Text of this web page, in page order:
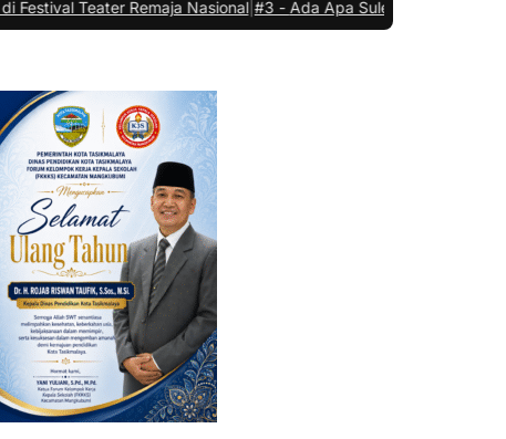
Nasional|#3 -Ada Apa Sule di Kejaksaan Negeri Kota